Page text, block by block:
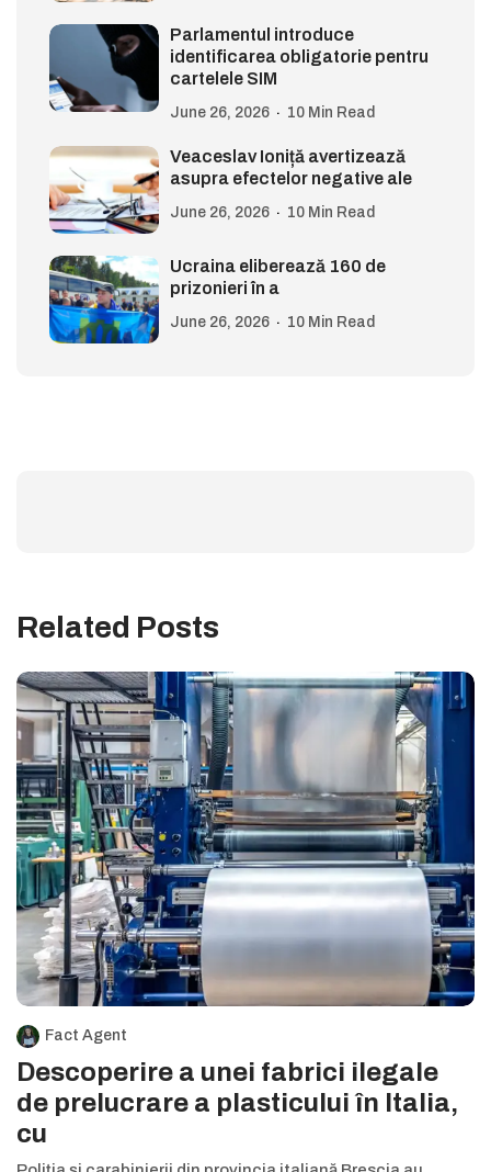
Parlamentul introduce
identificarea obligatorie pentru
cartelele SIM
June 26, 2026 10 Min Read
Veaceslav Ioniță avertizează
asupra efectelor negative ale
June 26, 2026 10 Min Read
Ucraina eliberează 160 de
prizonieri în a
June 26, 2026 10 Min Read
Related Posts
Fact Agent
Descoperire a unei fabrici ilegale
de prelucrare a plasticului în Italia,
cu